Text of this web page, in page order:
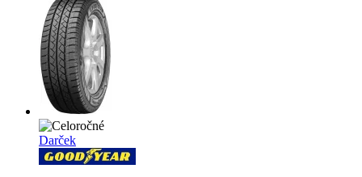
Darček